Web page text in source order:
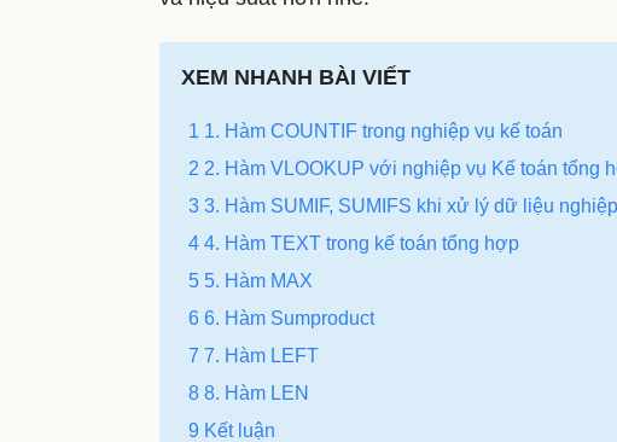
XEM NHANH BÀI VIẾT
1 1. Hàm COUNTIF trong nghiệp vụ kế toán
2 2. Hàm VLOOKUP với nghiệp vụ Kế toán tổng
3 3. Hàm SUMIF, SUMIFS khi xử lý dữ liệu
4 4. Hàm TEXT trong kế toán tổng hợp
5 5. Hàm MAX
6 6. Hàm Sumproduct
7 7. Hàm LEFT
8 8. Hàm LEN
9 Kết luận